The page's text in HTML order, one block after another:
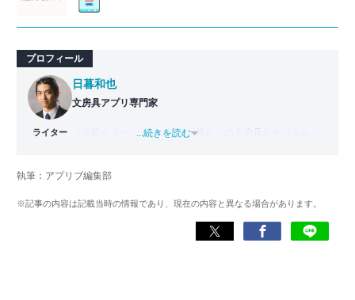
プロフィール
ライター
日暮和也
文房具アプリ専門家
メモ帳やスケジュール帳、付箋などの文房具をデジタル化
務めた後、文房具アプリの専門家として監修・ライター業
『TimeTree』『Measure』など700以上。
...続きを読む
執筆：アプリブ編集部
※記事の内容は記載当時の情報であり、現在の内容と異なる場合があります。